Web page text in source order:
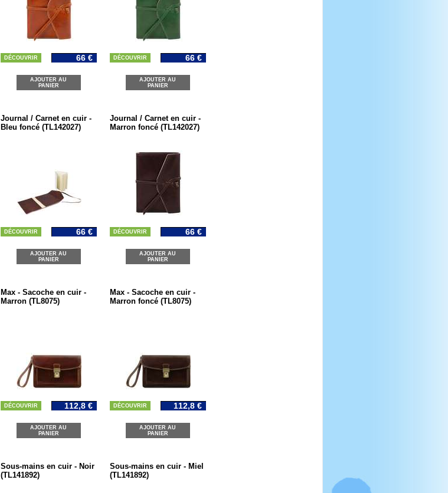
DÉCOUVRIR 66 €
AJOUTER AU
PANIER
DÉCOUVRIR 66 €
AJOUTER AU
PANIER
Journal / Carnet en cuir -
Bleu foncé (TL142027)
DÉCOUVRIR 66 €
AJOUTER AU
PANIER
Journal / Carnet en cuir -
Marron foncé (TL142027)
DÉCOUVRIR 66 €
AJOUTER AU
PANIER
Max - Sacoche en cuir -
Marron (TL8075)
DÉCOUVRIR 112,8 €
AJOUTER AU
PANIER
Max - Sacoche en cuir -
Marron foncé (TL8075)
DÉCOUVRIR 112,8 €
AJOUTER AU
PANIER
Sous-mains en cuir - Noir
(TL141892)
Sous-mains en cuir - Miel
(TL141892)